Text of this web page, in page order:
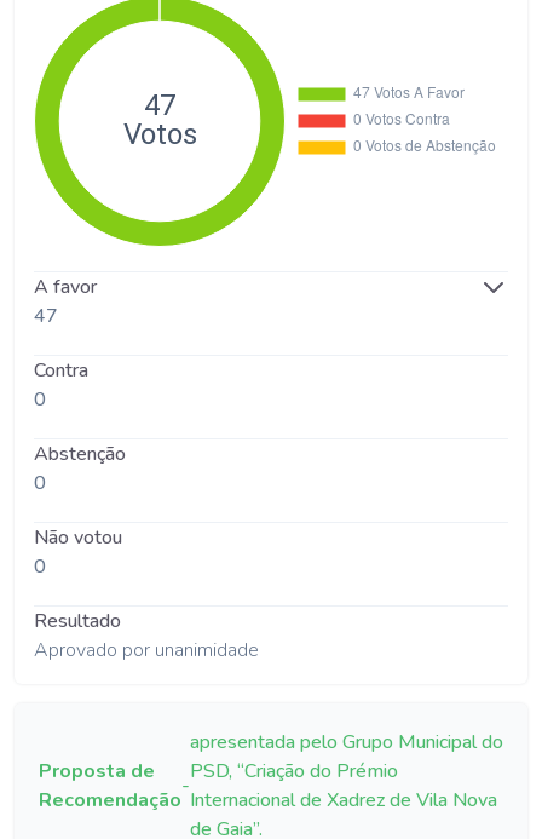
A favor
47
Contra
0
Abstenção
0
Não votou
0
Resultado
Aprovado por unanimidade
Proposta de
Recomendação
-
apresentada pelo Grupo Municipal do
PSD, “Criação do Prémio
Internacional de Xadrez de Vila Nova
de Gaia”.